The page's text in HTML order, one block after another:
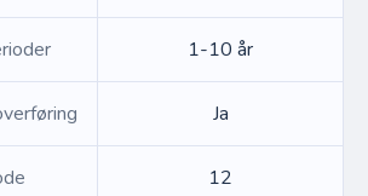
1-10 år
Ja
12